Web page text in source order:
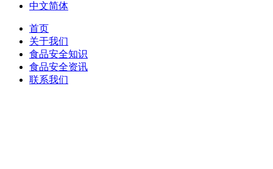
中文简体
首页
关于我们
食品安全知识
食品安全资讯
联系我们